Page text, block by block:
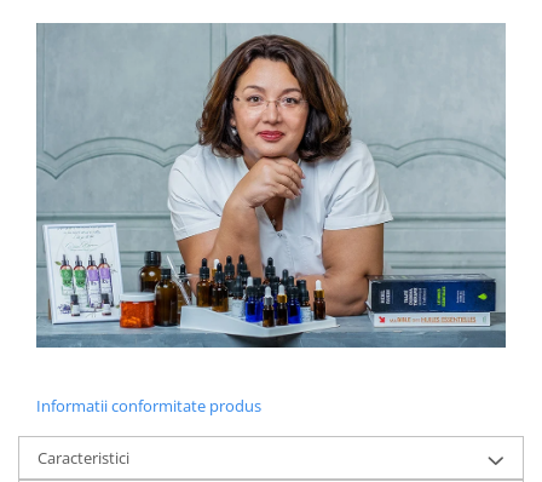
Informatii conformitate produs
Caracteristici